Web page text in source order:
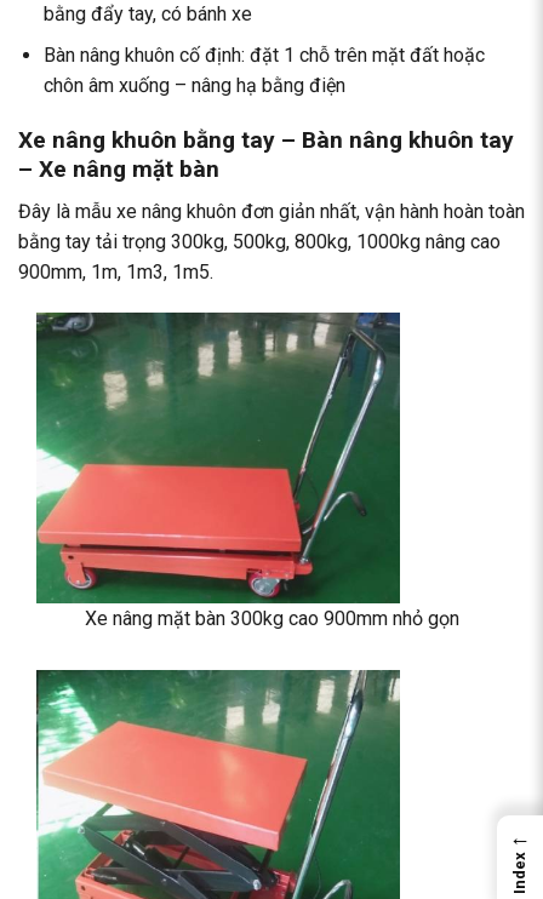
bằng đẩy tay, có bánh xe
Bàn nâng khuôn cố định: đặt 1 chỗ trên mặt đất hoặc
chôn âm xuống – nâng hạ bằng điện
Xe nâng khuôn bằng tay – Bàn nâng khuôn tay
– Xe nâng mặt bàn
Đây là mẫu xe nâng khuôn đơn giản nhất, vận hành hoàn toàn
bằng tay tải trọng 300kg, 500kg, 800kg, 1000kg nâng cao
900mm, 1m, 1m3, 1m5.
Xe nâng mặt bàn 300kg cao 900mm nhỏ gọn
←
Index